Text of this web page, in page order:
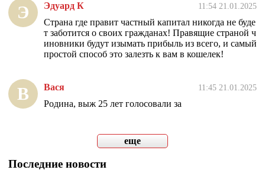
Э Эдуард К 11:54 21.01.2025
Страна где правит частный капитал никогда не буде
т заботится о своих гражданах! Правящие страной ч
иновники будут изымать прибыль из всего, и самый
простой способ это залезть к вам в кошелек!
В Вася 11:45 21.01.2025
Родина, выж 25 лет голосовали за
еще
Последние новости